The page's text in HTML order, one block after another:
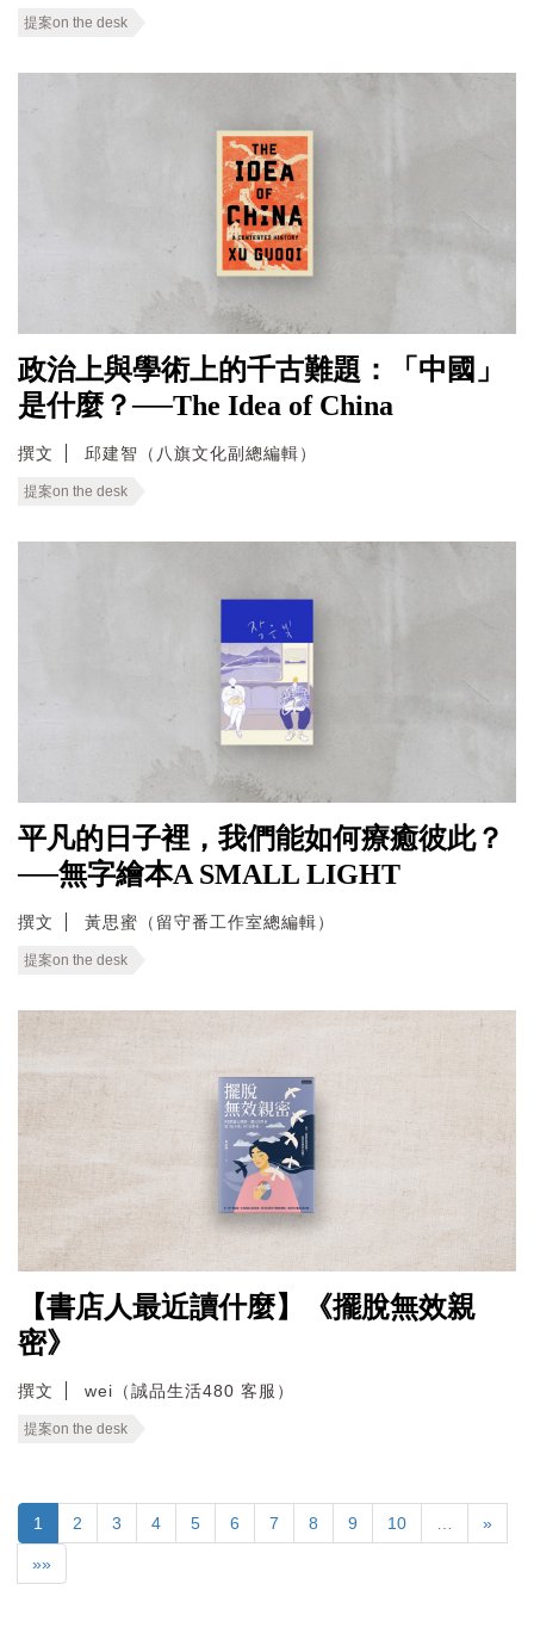
提案on the desk
政治上與學術上的千古難題：「中國」
是什麼？──The Idea of China
撰文 邱建智（八旗文化副總編輯）
提案on the desk
平凡的日子裡，我們能如何療癒彼此？
──無字繪本A SMALL LIGHT
撰文 黃思蜜（留守番工作室總編輯）
提案on the desk
【書店人最近讀什麼】《擺脫無效親
密》
撰文 wei（誠品生活480 客服）
提案on the desk
1 2 3 4 5 6 7 8 9 10 »
»»